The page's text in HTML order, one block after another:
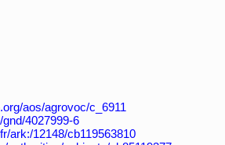
aos/agrovoc/c_6911
4027999-6
ark:/12148/cb119563810